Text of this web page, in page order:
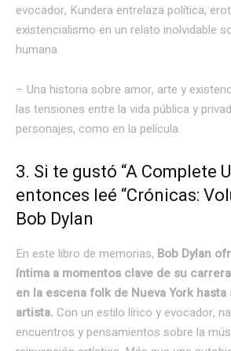
evocador, Kundera entrelaza política,
existencialismo en un relato inolvidable
humana.
– Una historia sobre amor, arte y
las tensiones entre la vida pública y
personajes, como en la película.
3. Si te gustó “A Complete
entonces leé “Crónicas:
Bob Dylan
En este libro de memorias, Bob Dylan
íntima a momentos clave de su
en la escena folk de Nueva York
artista. Con un estilo lírico y evocador,
encuentros y pensamientos sobre la